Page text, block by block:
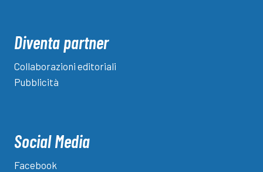
Diventa partner
Collaborazioni editoriali
Pubblicità
Social Media
Facebook